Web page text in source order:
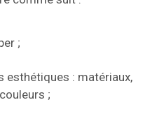
;
: matériaux,
;